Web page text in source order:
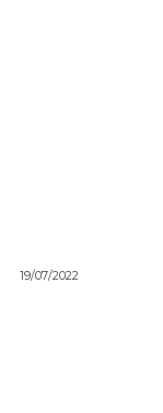
19/07/2022